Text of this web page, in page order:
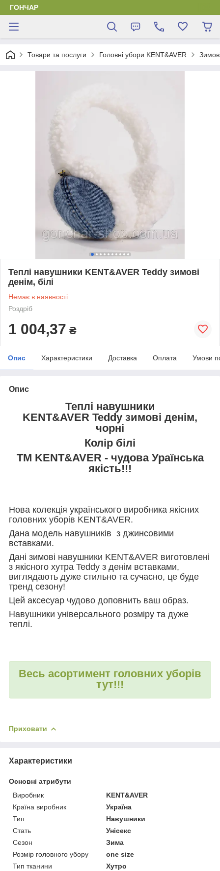
ГОНЧАР
Товари та послуги Головні убори KENT&AVER
Теплі навушники KENT&AVER Teddy зимові
денім, білі
Немає в наявності
Роздріб
1 004,37 ₴
Опис Характеристики Доставка Оплата Умови
Опис
Теплі навушники
KENT&AVER Teddy зимові денім,
чорні
Колір білі
ТМ KENT&AVER - чудова Ураїнська
якість!!!
Нова колекція українського виробника якісних
головних уборів KENT&AVER.
Дана модель навушників з джинсовими
вставками.
Дані зимові навушники KENT&AVER виготовлені
з якісного хутра Teddy з денім вставками,
виглядають дуже стильно та сучасно, це буде
тренд сезону!
Цей аксесуар чудово доповнить ваш образ.
Навушники універсального розміру та дуже
теплі.
Весь асортимент головних уборів
тут!!!
Приховати
Характеристики
Основні атрибути
Виробник
KENT&AVER
Країна виробник
Україна
Тип
Навушники
Стать
Унісекс
Сезон
Зима
Розмір головного убору
one size
Тип тканини
Хутро